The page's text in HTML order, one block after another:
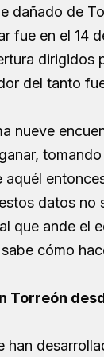
dañado de
fue en el 14
dirigidos
del tanto
nueve
datos no
que ande el
cómo
Torreón
han